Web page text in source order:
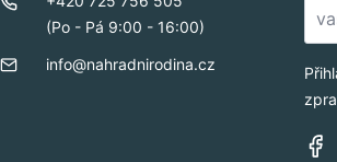
(Po - Pá 9:00 - 16:00)
info@nahradnirodina.cz
mail